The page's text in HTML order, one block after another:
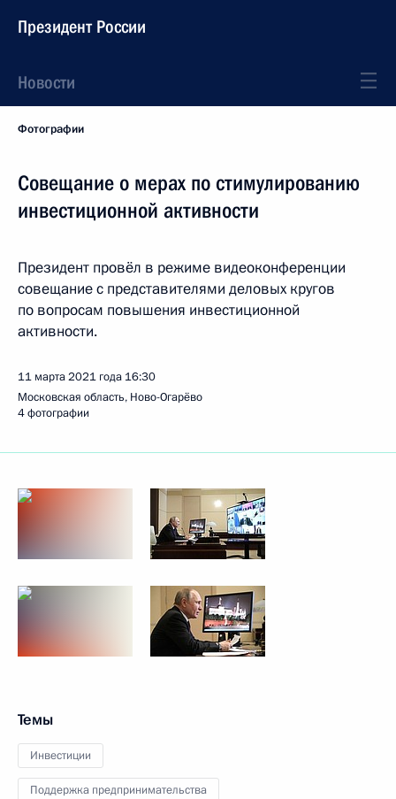
Президент России
Новости
Фотографии
Совещание о мерах по стимулированию
инвестиционной активности
Президент провёл в режиме видеоконференции
совещание с представителями деловых кругов
по вопросам повышения инвестиционной
активности.
11 марта 2021 года 16:30
Московская область, Ново-Огарёво
4 фотографии
Темы
Инвестиции
Поддержка предпринимательства